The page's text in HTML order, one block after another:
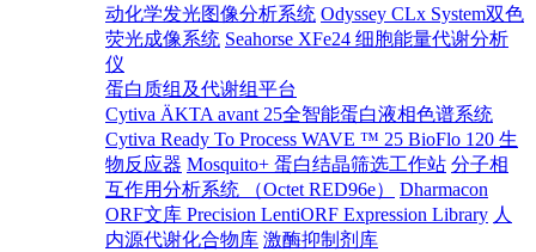
动化学发光图像分析系统 Odyssey CLx System双色
荧光成像系统 Seahorse XFe24 细胞能量代谢分析
仪
蛋白质组及代谢组平台
Cytiva ÄKTA avant 25全智能蛋白液相色谱系统
Cytiva Ready To Process WAVE ™ 25 BioFlo 120 生
物反应器 Mosquito+ 蛋白结晶筛选工作站 分子相
互作用分析系统 （Octet RED96e）
Dharmacon
ORF文库 Precision LentiORF Expression Library 人
内源代谢化合物库 激酶抑制剂库